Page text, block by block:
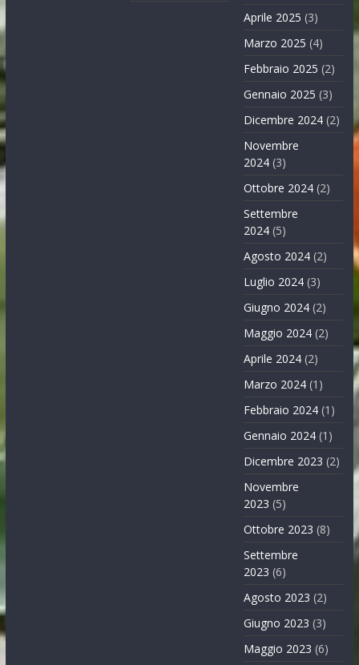
Aprile 2025 (3)
Marzo 2025 (4)
Febbraio 2025 (2)
Gennaio 2025 (3)
Dicembre 2024 (2)
Novembre
2024 (3)
Ottobre 2024 (2)
Settembre
2024 (5)
Agosto 2024 (2)
Luglio 2024 (3)
Giugno 2024 (2)
Maggio 2024 (2)
Aprile 2024 (2)
Marzo 2024 (1)
Febbraio 2024 (1)
Gennaio 2024 (1)
Dicembre 2023 (2)
Novembre
2023 (5)
Ottobre 2023 (8)
Settembre
2023 (6)
Agosto 2023 (2)
Giugno 2023 (3)
Maggio 2023 (6)